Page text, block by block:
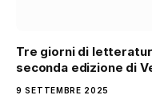
Tre giorni di
seconda edizione di
9 SETTEMBRE 2025